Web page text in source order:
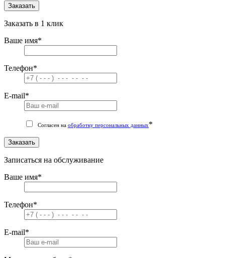
Заказать
Заказать в 1 клик
Ваше имя*
Телефон*
E-mail*
Согласен на обработку персональных данных*
Заказать
Записаться на обслуживание
Ваше имя*
Телефон*
E-mail*